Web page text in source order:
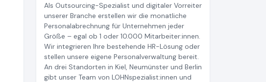
Als Outsourcing-Spezialist und digitaler Vorreiter
unserer Branche erstellen wir die monatliche
Personalabrechnung für Unternehmen jeder
Größe – egal ob 1 oder 10.000 Mitarbeiter:innen.
Wir integrieren Ihre bestehende HR-Lösung oder
stellen unsere eigene Personalverwaltung bereit.
An drei Standorten in Kiel, Neumünster und Berlin
gibt unser Team von LOHNspezialist:innen und